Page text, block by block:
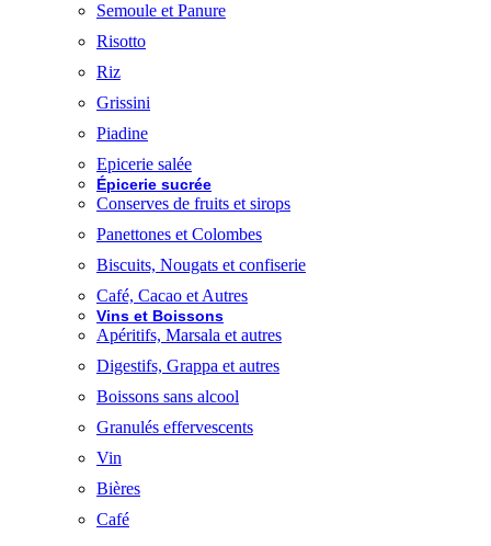
Semoule et Panure
Risotto
Riz
Grissini
Piadine
Epicerie salée
Épicerie sucrée
Conserves de fruits et sirops
Panettones et Colombes
Biscuits, Nougats et confiserie
Café, Cacao et Autres
Vins et Boissons
Apéritifs, Marsala et autres
Digestifs, Grappa et autres
Boissons sans alcool
Granulés effervescents
Vin
Bières
Café